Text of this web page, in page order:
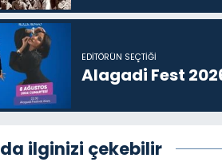
EDITÖRÜN SEÇTIĞI
Alagadi Fest
ilginizi çekebilir